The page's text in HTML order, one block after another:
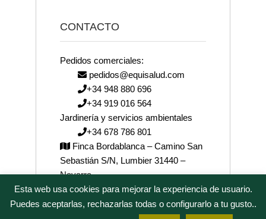
CONTACTO
Pedidos comerciales:
pedidos@equisalud.com
+34 948 880 696
+34 919 016 564
Jardinería y servicios ambientales
+34 678 786 801
Finca Bordablanca – Camino San
Sebastián S/N, Lumbier 31440 –
Navarra
josenea@josenea.bio
Esta web usa cookies para mejorar la experiencia de usuario.
Puedes aceptarlas, rechazarlas todas o configurarlo a tu gusto..